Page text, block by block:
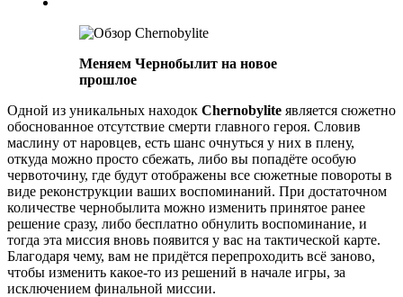
Меняем Чернобылит на новое
прошлое
Одной из уникальных находок Chernobylite является сюжетно
обоснованное отсутствие смерти главного героя. Словив
маслину от наровцев, есть шанс очнуться у них в плену,
откуда можно просто сбежать, либо вы попадёте особую
червоточину, где будут отображены все сюжетные повороты в
виде реконструкции ваших воспоминаний. При достаточном
количестве чернобылита можно изменить принятое ранее
решение сразу, либо бесплатно обнулить воспоминание, и
тогда эта миссия вновь появится у вас на тактической карте.
Благодаря чему, вам не придётся перепроходить всё заново,
чтобы изменить какое-то из решений в начале игры, за
исключением финальной миссии.